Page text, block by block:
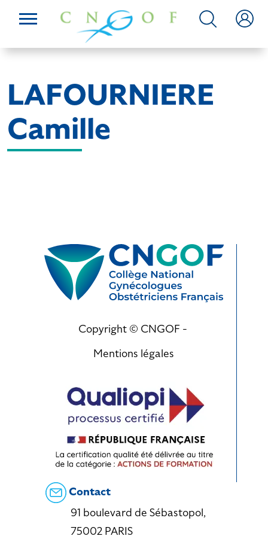
LAFOURNIERE
Camille
Copyright © CNGOF -
Mentions légales
Contact
91 boulevard de Sébastopol,
75002 PARIS